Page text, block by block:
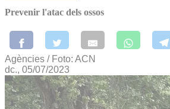
Prevenir l'atac dels ossos
Agències / Foto: ACN
dc., 05/07/2023